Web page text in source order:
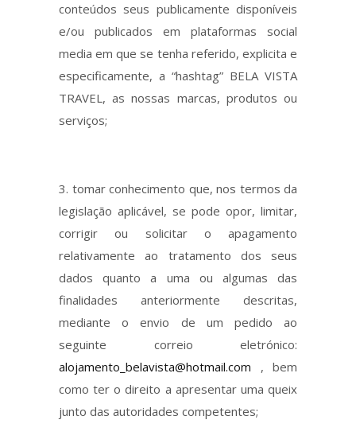
conteúdos seus publicamente disponíveis
e/ou publicados em plataformas social
media em que se tenha referido, explicita e
especificamente, a “hashtag” BELA VISTA
TRAVEL, as nossas marcas, produtos ou
serviços;
tomar conhecimento que, nos termos da
legislação aplicável, se pode opor, limitar,
corrigir ou solicitar o apagamento
relativamente ao tratamento dos seus
dados quanto a uma ou algumas das
finalidades anteriormente descritas,
mediante o envio de um pedido ao
seguinte correio eletrónico:
alojamento_belavista@hotmail.com , bem
como ter o direito a apresentar uma queix
junto das autoridades competentes;